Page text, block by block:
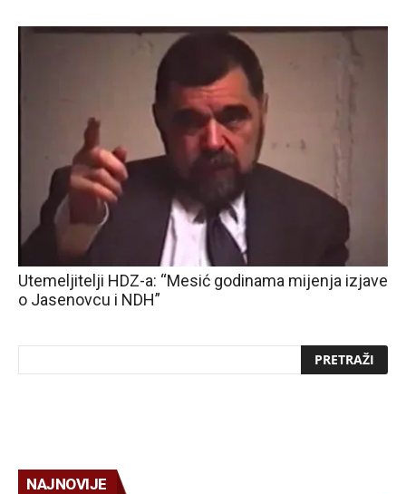
Utemeljitelji HDZ-a: “Mesić godinama mijenja izjave
o Jasenovcu i NDH”
NAJNOVIJE